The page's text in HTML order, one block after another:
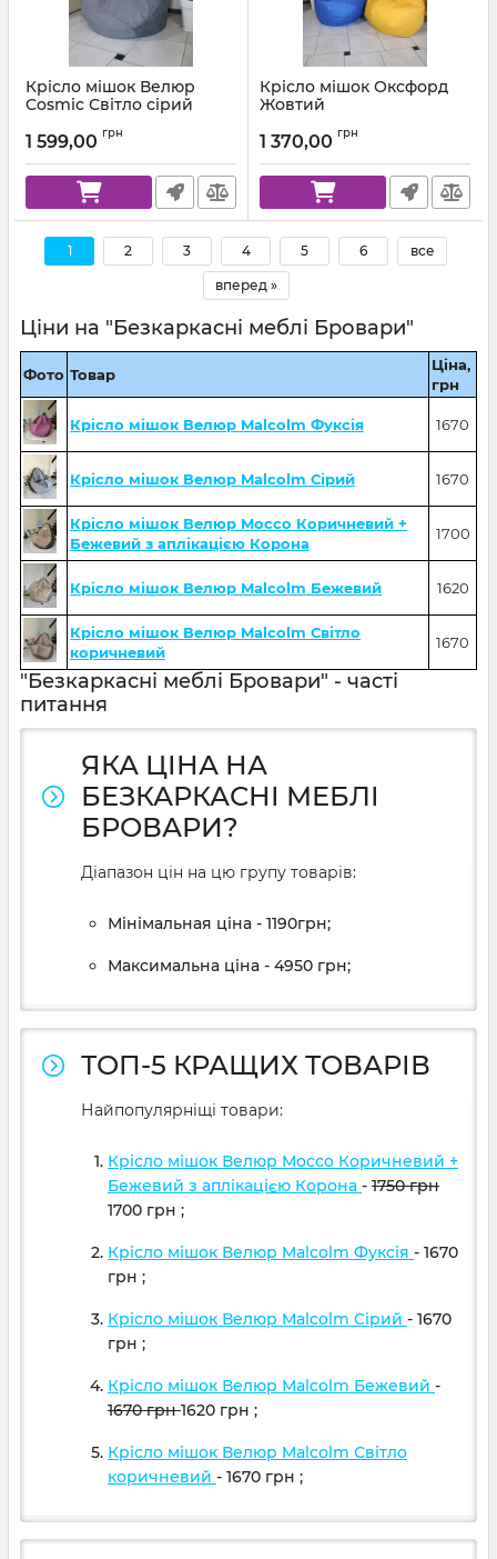
Крісло мішок Велюр
Cosmic Світло сірий
1 599,00 грн
Крісло мішок Оксфорд
Жовтий
1 370,00 грн
1 2 3 4 5 6 все
вперед »
Ціни на "Безкаркасні меблі Бровари"
Фото Товар
Ціна,
грн
Крісло мішок Велюр Malcolm Фуксія 1670
Крісло мішок Велюр Malcolm Сірий 1670
Крісло мішок Велюр Mocco Коричневий +
Бежевий з аплікацією Корона
1700
Крісло мішок Велюр Malcolm Бежевий 1620
Крісло мішок Велюр Malcolm Світло
коричневий
1670
"Безкаркасні меблі Бровари" - часті
питання
ЯКА ЦІНА НА
БЕЗКАРКАСНІ МЕБЛІ
БРОВАРИ?
Діапазон цін на цю групу товарів:
Мінімальная ціна - 1190грн;
Максимальна ціна - 4950 грн;
ТОП-5 КРАЩИХ ТОВАРІВ
Найпопулярніщі товари:
Крісло мішок Велюр Mocco Коричневий +
Бежевий з аплікацією Корона - 1750грн
1700 грн ;
Крісло мішок Велюр Malcolm Фуксія - 1670
грн ;
Крісло мішок Велюр Malcolm Сірий - 1670
грн ;
Крісло мішок Велюр Malcolm Бежевий -
1670грн1620 грн ;
Крісло мішок Велюр Malcolm Світло
коричневий - 1670 грн ;